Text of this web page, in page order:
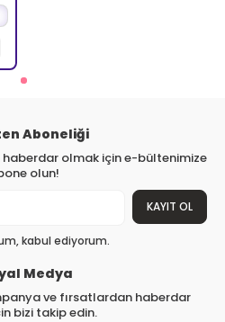
Aboneliği
olmak için e-bültenimize
olun!
KAYIT OL
kabul ediyorum.
Medya
ve fırsatlardan haberdar
bizi takip edin.